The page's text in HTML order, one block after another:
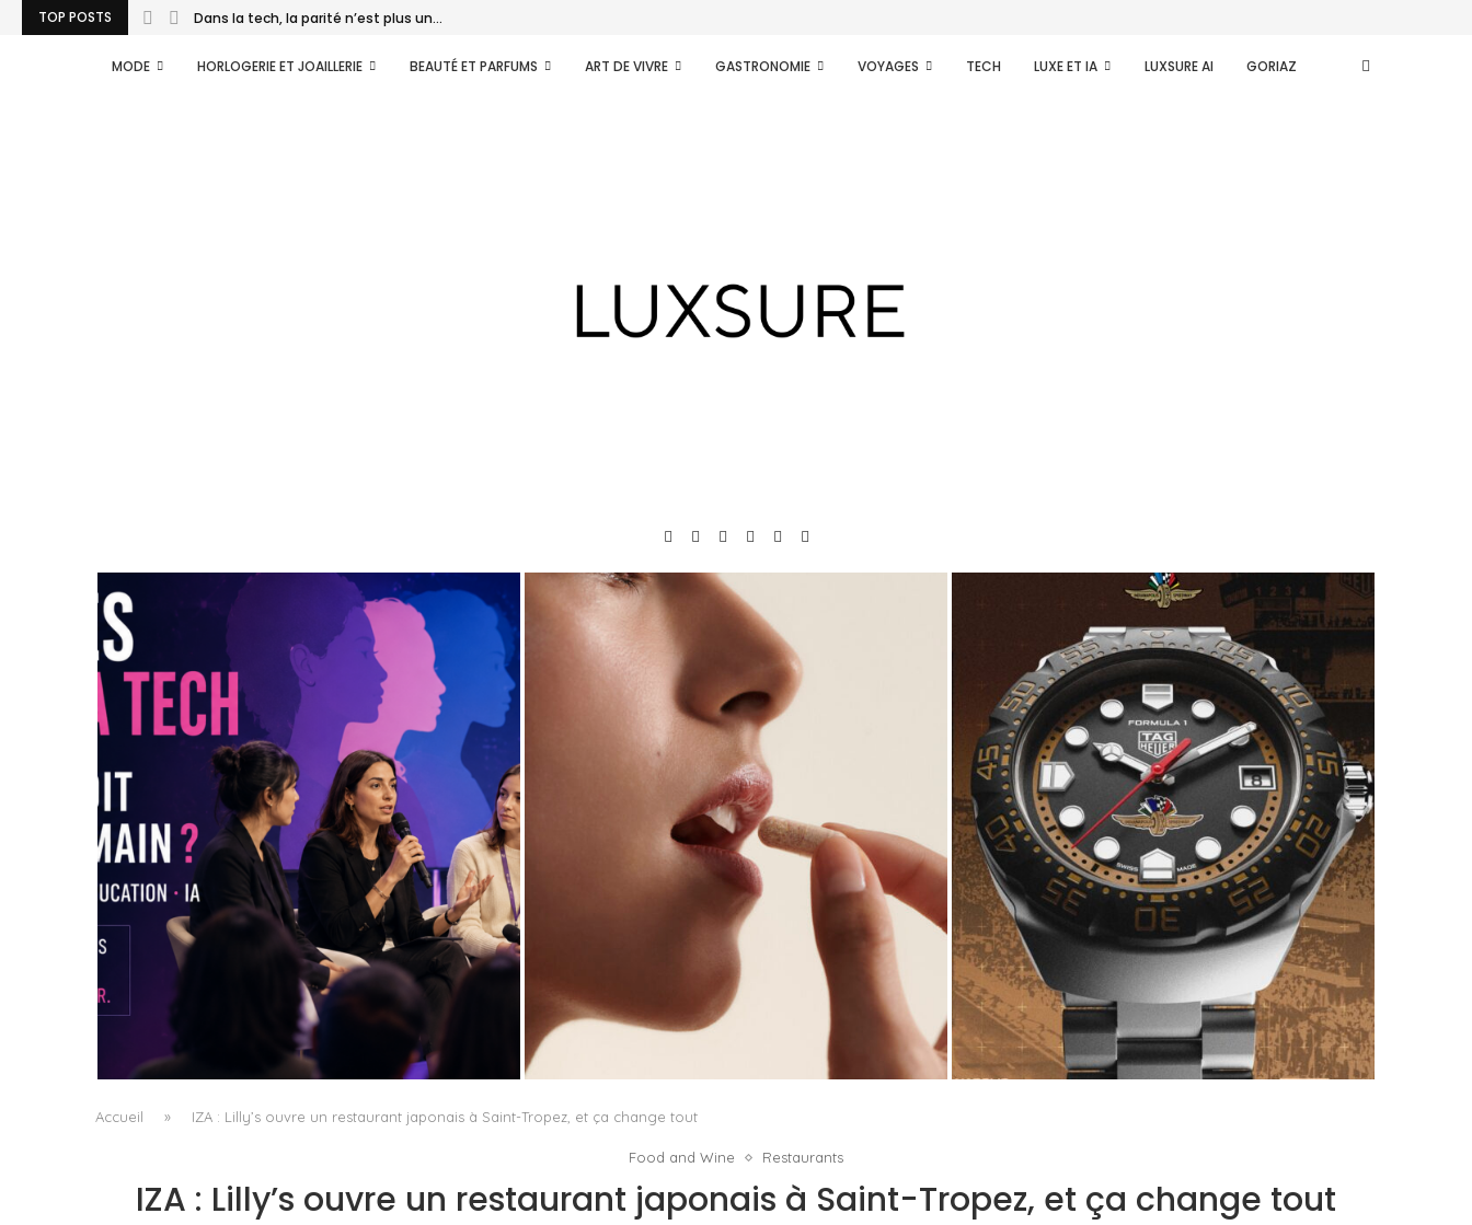
TOP POSTS Dans la tech, la parité n’est plus un...
MODE HORLOGERIE ET JOAILLERIE BEAUTÉ ET PARFUMS ART DE VIVRE GASTRONOMIE VOYAGES TECH LUXE ET IA LUXSURE AI GORIAZ
DANS LA TECH, LA PARITÉ N’EST PLUS UN
SUJET D’IMAGE MAIS DE...
Pascal Iakovou
HEALTH & VITALITY HAIR RENEWAL
SUPPLEMENT DE KAT BURKI : QUAND LA...
TAG HEUER FORMULA 1 SOLARGRAPH X INDY
500, LA MONTRE-OUTIL COMME MANIFESTE...
byPascal Iakovou
Accueil » IZA : Lilly’s ouvre un restaurant japonais à Saint-Tropez, et ça change tout
Food and Wine Restaurants
IZA : Lilly’s ouvre un restaurant japonais à Saint-Tropez, et ça change tout